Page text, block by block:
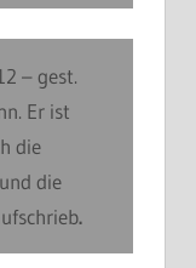
– gest.
Er ist
die
die
.